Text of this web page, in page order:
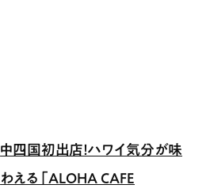
中四国初出店！ハワイ気分が味
わえる「ALOHA CAFE